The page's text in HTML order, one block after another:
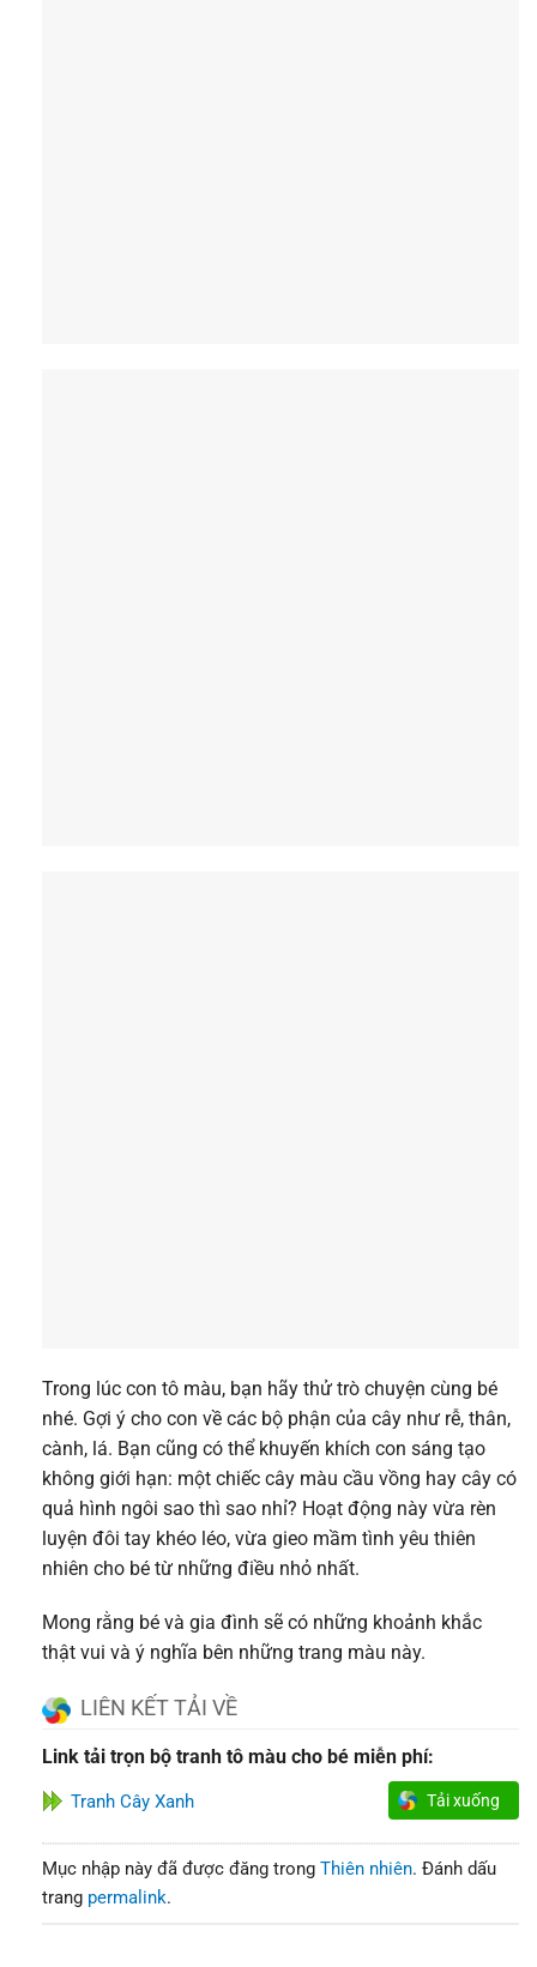
Trong lúc con tô màu, bạn hãy thử trò chuyện cùng bé
nhé. Gợi ý cho con về các bộ phận của cây như rễ, thân,
cành, lá. Bạn cũng có thể khuyến khích con sáng tạo
không giới hạn: một chiếc cây màu cầu vồng hay cây có
quả hình ngôi sao thì sao nhỉ? Hoạt động này vừa rèn
luyện đôi tay khéo léo, vừa gieo mầm tình yêu thiên
nhiên cho bé từ những điều nhỏ nhất.
Mong rằng bé và gia đình sẽ có những khoảnh khắc
thật vui và ý nghĩa bên những trang màu này.
LIÊN KẾT TẢI VỀ
Link tải trọn bộ tranh tô màu cho bé miễn phí:
Tranh Cây Xanh Tải xuống
Mục nhập này đã được đăng trong Thiên nhiên. Đánh dấu
trang permalink.